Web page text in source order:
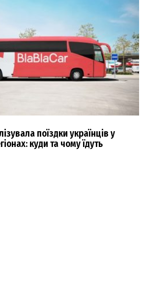
поїздки українців у
куди та чому їдуть